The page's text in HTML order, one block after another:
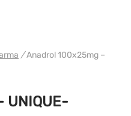
/Anadrol 100x25mg –
UNIQUE-